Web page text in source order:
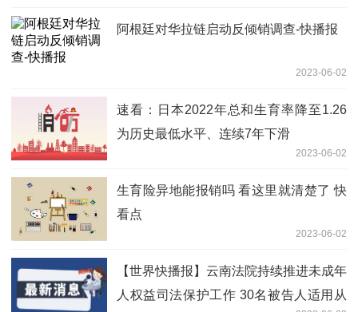
阿根廷对华拉链启动反倾销调查-快播报
2023-06-02
速看：日本2022年总和生育率降至1.26
为历史最低水平、连续7年下滑
2023-06-02
生育险异地能报销吗 看这里就清楚了 快
看点
2023-06-02
【世界快播报】云南法院持续推进未成年
人权益司法保护工作 30名被告人适用从